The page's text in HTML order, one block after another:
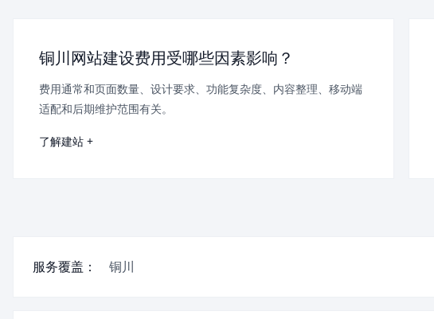
铜川网站建设费用受哪些因素影响？
费用通常和页面数量、设计要求、功能复杂度、内容整理、移动端
适配和后期维护范围有关。
了解建站 +
服务覆盖： 铜川